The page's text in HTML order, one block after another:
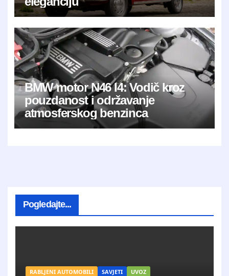
BMW motor N46 I4: Vodič kroz
pouzdanost i održavanje
atmosferskog benzinca
Pogledajte...
RABLJENI AUTOMOBILI SAVJETI UVOZ